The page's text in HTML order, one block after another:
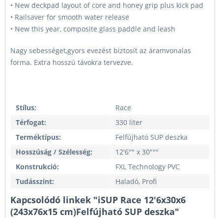
• New deckpad layout of core and honey grip plus kick pad
• Railsaver for smooth water release
• New this year, composite glass paddle and leash
Nagy sebességet,gyors evezést biztosít az áramvonalas
forma. Extra hosszú távokra tervezve.
Stílus:
Race
Térfogat:
330 liter
Terméktípus:
Felfújható SUP deszka
Hosszúság / Szélesség:
12'6"" x 30"""
Konstrukció:
FXL Technology PVC
Tudásszint:
Haladó, Profi
Kapcsolódó linkek "iSUP Race 12'6x30x6
(243x76x15 cm)Felfújható SUP deszka"